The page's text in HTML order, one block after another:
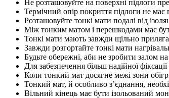
Не розташовуйте на поверхні підлоги
Термічний опір покриття підлоги не
Розташовуйте тонкі мати подалі від
Між тонким матом і перешкодами має
Тонкі мати мають завжди щільно
Завжди розгортайте тонкі мати
Будьте обережні, аби не зробити залом
Для забезпечення більш надійної
Коли тонкий мат досягне межі зони
Тонкий мат, й особливо з’єднання,
Вільний кінець має бути ізольований